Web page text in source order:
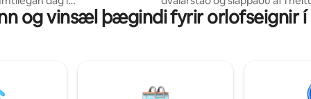
getur þú komið
og þægilegt rými þar sem
yfir stöðuvatn frá lanai.
til einkanota í þessari
Bluetooth og næturljósum
Harry Potter ferðir í Universal
Sea World o.s.frv. Á minna en
og vinsæl þægindi fyrir orlofseignir í